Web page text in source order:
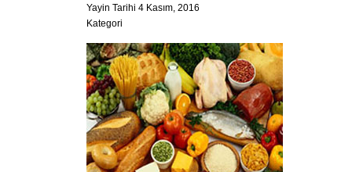
Yayin Tarihi 4 Kasım, 2016
Kategori